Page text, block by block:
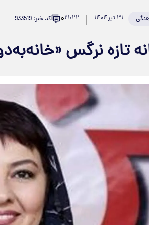
۳۱ تیر ۱۴۰۴ ۲۱:۲۲۰ کد خبر: 933519
تازه نرگس